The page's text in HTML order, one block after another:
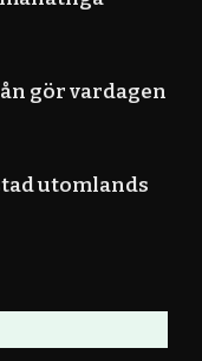
gör vardagen
utomlands